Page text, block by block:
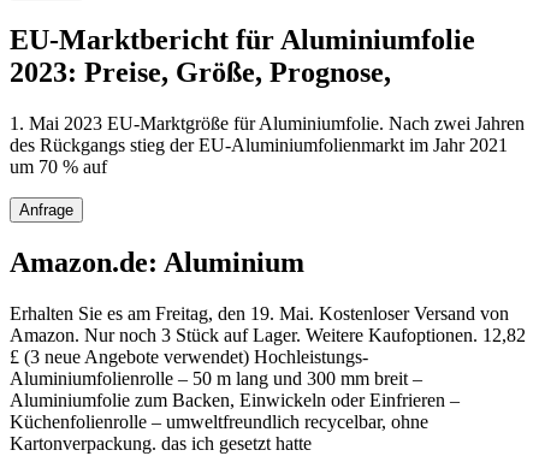
EU-Marktbericht für Aluminiumfolie
2023: Preise, Größe, Prognose,
1. Mai 2023 EU-Marktgröße für Aluminiumfolie. Nach zwei Jahren
des Rückgangs stieg der EU-Aluminiumfolienmarkt im Jahr 2021
um 70 % auf
Anfrage
Amazon.de: Aluminium
Erhalten Sie es am Freitag, den 19. Mai. Kostenloser Versand von
Amazon. Nur noch 3 Stück auf Lager. Weitere Kaufoptionen. 12,82
£ (3 neue Angebote verwendet) Hochleistungs-
Aluminiumfolienrolle – 50 m lang und 300 mm breit –
Aluminiumfolie zum Backen, Einwickeln oder Einfrieren –
Küchenfolienrolle – umweltfreundlich recycelbar, ohne
Kartonverpackung. das ich gesetzt hatte